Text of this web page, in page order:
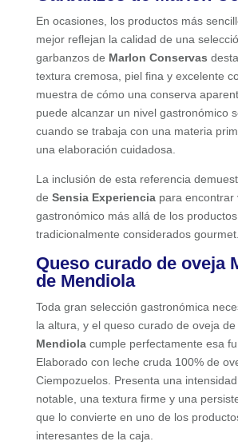
En ocasiones, los productos más
mejor reflejan la calidad de una
garbanzos de Marlon Conservas
textura cremosa, piel fina y excelente
muestra de cómo una conserva
puede alcanzar un nivel gastronómico
cuando se trabaja con una materia
una elaboración cuidadosa.
La inclusión de esta referencia
de Sensia Experienciapara encontrar
gastronómico más allá de los productos
tradicionalmente considerados gourmet.
Queso curado de oveja
de Mendiola
Toda gran selección gastronómica
la altura, y el queso curado de oveja de
Mendiolacumple perfectamente esa
Elaborado con leche cruda 100% de
Ciempozuelos. Presenta una
notable, una textura firme y una
que lo convierte en uno de los
interesantes de la caja.